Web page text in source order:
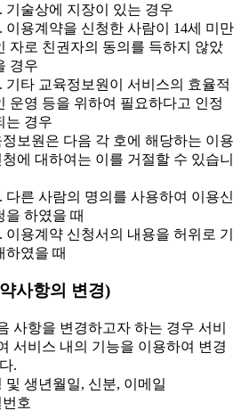
기술상에 지장이 있는 경우
이용계약을 신청한 사람이 14세 미만
자로 친권자의 동의를 득하지 않았
경우
기타 교육정보원이 서비스의 효율적
운영 등을 위하여 필요하다고 인정
는 경우
보원은 다음 각 호에 해당하는 이용
에 대하여는 이를 거절할 수 있습니
다른 사람의 명의를 사용하여 이용신
을 하였을 때
이용계약 신청서의 내용을 허위로 기
하였을 때
사항의 변경)
사항을 변경하고자 하는 경우 서비
서비스 내의 기능을 이용하여 변경
.
생년월일, 신분, 이메일
호